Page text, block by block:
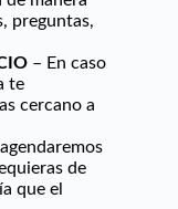
preguntas,
– En caso
te
cercano a
de
que el